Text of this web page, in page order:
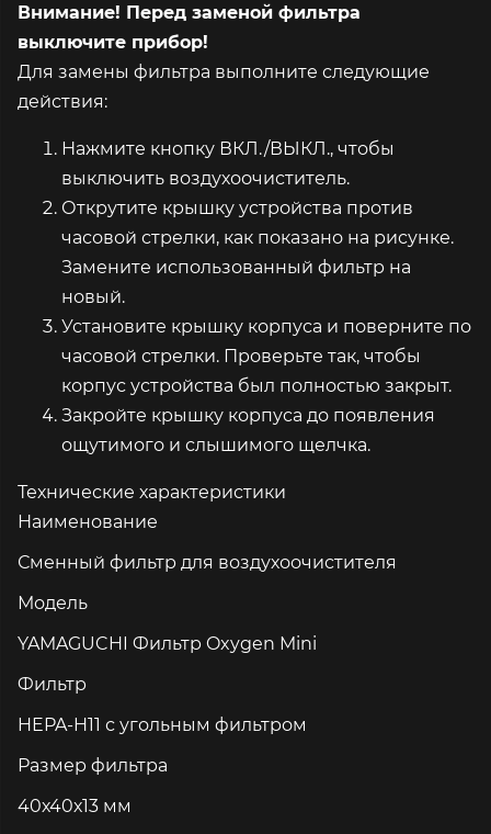
Внимание! Перед заменой фильтра
выключите прибор!
Для замены фильтра выполните следующие
действия:
Нажмите кнопку ВКЛ./ВЫКЛ., чтобы
выключить воздухоочиститель.
Открутите крышку устройства против
часовой стрелки, как показано на рисунке.
Замените использованный фильтр на
новый.
Установите крышку корпуса и поверните по
часовой стрелки. Проверьте так, чтобы
корпус устройства был полностью закрыт.
Закройте крышку корпуса до появления
ощутимого и слышимого щелчка.
Технические характеристики
Наименование
Сменный фильтр для воздухоочистителя
Модель
YAMAGUCHI Фильтр Oxygen Mini
Фильтр
HEPA-H11 с угольным фильтром
Размер фильтра
40х40х13 мм